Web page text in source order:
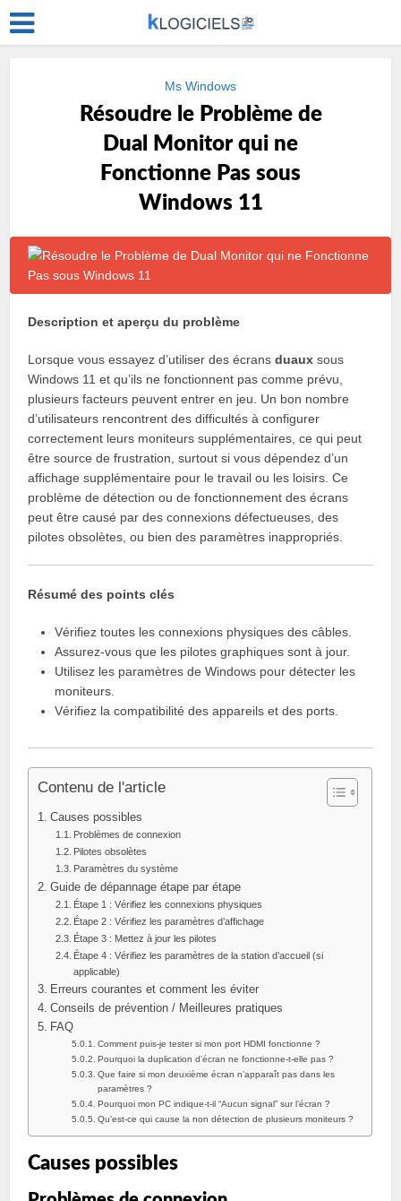
Ms Windows
Résoudre le Problème de
Dual Monitor qui ne
Fonctionne Pas sous
Windows 11
Description et aperçu du problème
Lorsque vous essayez d’utiliser des écransduaux sous
Windows 11 et qu’ils ne fonctionnent pas comme prévu,
plusieurs facteurs peuvent entrer en jeu. Un bon nombre
d’utilisateurs rencontrent des difficultés à configurer
correctement leurs moniteurs supplémentaires, ce qui peut
être source de frustration, surtout si vous dépendez d’un
affichage supplémentaire pour le travail ou les loisirs. Ce
problème de détection ou de fonctionnement des écrans
peut être causé par des connexions défectueuses, des
pilotes obsolètes, ou bien des paramètres inappropriés.
Résumé des points clés
Vérifiez toutes les connexions physiques des câbles.
Assurez-vous que les pilotes graphiques sont à jour.
Utilisez les paramètres de Windows pour détecter les
moniteurs.
Vérifiez la compatibilité des appareils et des ports.
Contenu de l'article
Causes possibles
Problèmes de connexion
Pilotes obsolètes
Paramètres du système
Guide de dépannage étape par étape
Étape 1 : Vérifiez les connexions physiques
Étape 2 : Vérifiez les paramètres d’affichage
Étape 3 : Mettez à jour les pilotes
Étape 4 : Vérifiez les paramètres de la station d’accueil (si
applicable)
Erreurs courantes et comment les éviter
Conseils de prévention / Meilleures pratiques
FAQ
Comment puis-je tester si mon port HDMI fonctionne ?
Pourquoi la duplication d’écran ne fonctionne-t-elle pas ?
Que faire si mon deuxième écran n’apparaît pas dans les
paramètres ?
Pourquoi mon PC indique-t-il “Aucun signal” sur l’écran ?
Qu’est-ce qui cause la non détection de plusieurs moniteurs ?
Causes possibles